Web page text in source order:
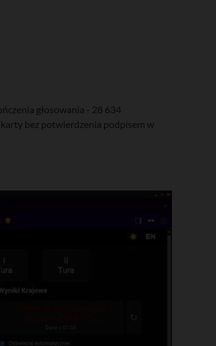
głosowania - 28 634
bez potwierdzenia podpisem w